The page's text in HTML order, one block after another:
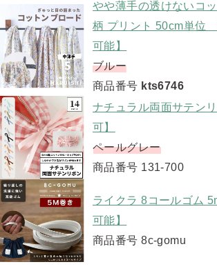
やや薄手の透けないコ
柄 プリント 50cm単位
可能】
ブルー
商品番号 kts6746
ナチュラル両面サテン
可】
ペールグレー
商品番号 131-700
ライクラ 8コールゴム
可能】
商品番号 8c-gomu